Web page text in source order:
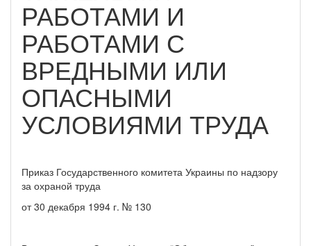
РАБОТАМИ И
РАБОТАМИ С
ВРЕДНЫМИ ИЛИ
ОПАСНЫМИ
УСЛОВИЯМИ ТРУДА
Приказ Государственного комитета Украины по надзору
за охраной труда
от 30 декабря 1994 г. № 130